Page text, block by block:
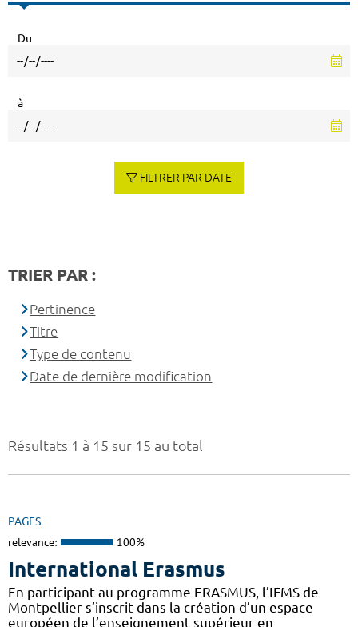
Résultats 1 à 15 sur 15 au total
PAGES
relevance: 100%
International Erasmus
En participant au programme ERASMUS, l’IFMS de
Montpellier s’inscrit dans la création d’un espace
européen de l’enseignement supérieur en
Du
à
FILTRER PAR DATE
TRIER PAR :
Pertinence
Titre
Type de contenu
Date de dernière modification